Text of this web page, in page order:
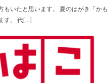
もいたと思います。 夏のはがき「か
す。 代[…]